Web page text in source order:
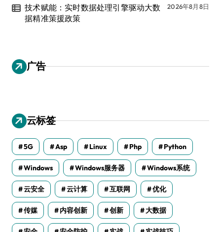
技术赋能：实时数据处理引擎驱动大数
据精准策援政策
2026年8月8日
广告
云标签
5G Asp Linux Php Python
Windows Windows服务器 Windows系统
云安全 云计算 互联网 优化
传媒 内容创新 创新 大数据